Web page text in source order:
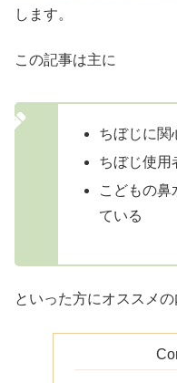
します。
この記事は主に
ちぼじに関
ちぼじ使用
こどもの鼻
ている
といった方にオススメの